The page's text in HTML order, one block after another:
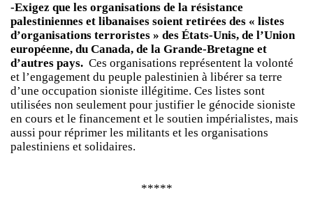
-Exigez que les organisations de la résistance
palestiniennes et libanaises soient retirées des « listes
d’organisations terroristes » des États-Unis, de l’Union
européenne, du Canada, de la Grande-Bretagne et
d’autres pays. Ces organisations représentent la volonté
et l’engagement du peuple palestinien à libérer sa terre
d’une occupation sioniste illégitime. Ces listes sont
utilisées non seulement pour justifier le génocide sioniste
en cours et le financement et le soutien impérialistes, mais
aussi pour réprimer les militants et les organisations
palestiniens et solidaires.
*****